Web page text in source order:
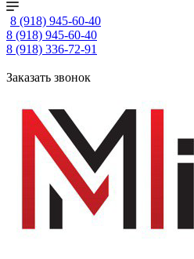
8 (918) 945-60-40
8 (918) 945-60-40
8 (918) 336-72-91
Заказать звонок